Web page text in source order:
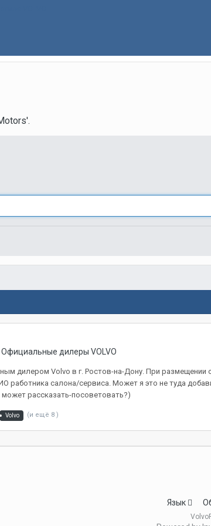
Официальные дилеры VOLVO
дилером Volvo в г. Ростов-на-Дону. При
работника салона/сервиса. Может я это не туда
рассказать-посоветовать?)
Volvo (и ещё 8 )
Язык